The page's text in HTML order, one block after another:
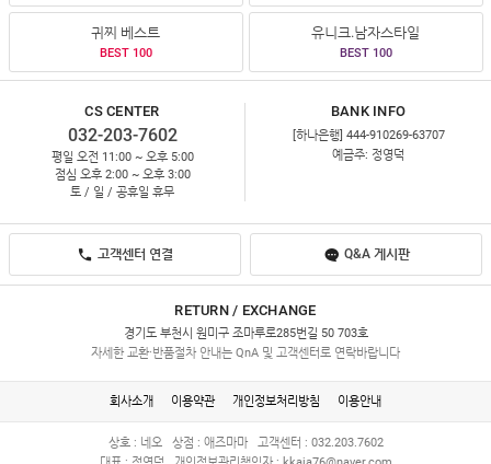
귀찌 베스트
BEST 100
유니크.남자스타일
BEST 100
CS CENTER
032-203-7602
평일 오전 11:00 ~ 오후 5:00
점심 오후 2:00 ~ 오후 3:00
토 / 일 / 공휴일 휴무
BANK INFO
[하나은행] 444-910269-63707
예금주: 정영덕
고객센터 연결 Q&A 게시판
RETURN / EXCHANGE
경기도 부천시 원미구 조마루로285번길 50 703호
자세한 교환·반품절차 안내는 QnA 및 고객센터로 연락바랍니다
회사소개 이용약관 개인정보처리방침 이용안내
상호 : 네오 상점 : 애즈마마
고객센터 : 032.203.7602